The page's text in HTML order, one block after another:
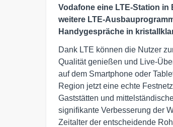
Vodafone eine LTE-Station
weitere LTE-
Handygespräche in
Dank LTE können die Nutzer
Qualität genießen und Live-
auf dem Smartphone oder
Region jetzt eine echte
Gaststätten und
signifikante Verbesserung der
Zeitalter der entscheidende